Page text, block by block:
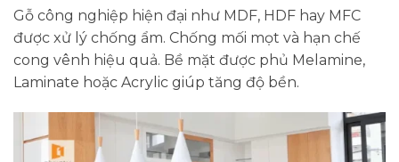
Gỗ công nghiệp hiện đại như MDF, HDF hay MFC
được xử lý chống ẩm. Chống mối mọt và hạn chế
cong vênh hiệu quả. Bề mặt được phủ Melamine,
Laminate hoặc Acrylic giúp tăng độ bền.